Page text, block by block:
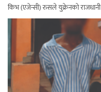
किभ (एजेन्सी) रुसले युक्रेनको